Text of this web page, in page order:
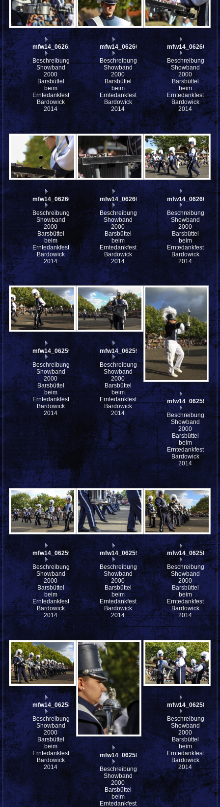
mfw14_062611
Beschreibung:
Showband
2000
Barsbüttel
beim
Erntedankfest
Bardowick
2014
mfw14_062606
Beschreibung:
Showband
2000
Barsbüttel
beim
Erntedankfest
Bardowick
2014
mfw14_062605
Beschreibung:
Showband
2000
Barsbüttel
beim
Erntedankfest
Bardowick
2014
mfw14_062604
Beschreibung:
Showband
2000
Barsbüttel
beim
Erntedankfest
Bardowick
2014
mfw14_062601
Beschreibung:
Showband
2000
Barsbüttel
beim
Erntedankfest
Bardowick
2014
mfw14_062600
Beschreibung:
Showband
2000
Barsbüttel
beim
Erntedankfest
Bardowick
2014
mfw14_062599
Beschreibung:
Showband
2000
Barsbüttel
beim
Erntedankfest
Bardowick
2014
mfw14_062598
Beschreibung:
Showband
2000
Barsbüttel
beim
Erntedankfest
Bardowick
2014
mfw14_062594
Beschreibung:
Showband
2000
Barsbüttel
beim
Erntedankfest
Bardowick
2014
mfw14_062593
Beschreibung:
Showband
2000
Barsbüttel
beim
Erntedankfest
Bardowick
2014
mfw14_062590
Beschreibung:
Showband
2000
Barsbüttel
beim
Erntedankfest
Bardowick
2014
mfw14_062587
Beschreibung:
Showband
2000
Barsbüttel
beim
Erntedankfest
Bardowick
2014
mfw14_062586
Beschreibung:
Showband
2000
Barsbüttel
beim
Erntedankfest
Bardowick
2014
mfw14_062584
Beschreibung:
Showband
2000
Barsbüttel
beim
Erntedankfest
mfw14_062582
Beschreibung:
Showband
2000
Barsbüttel
beim
Erntedankfest
Bardowick
2014